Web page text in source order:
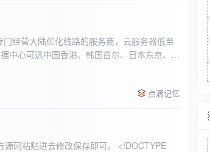
中心可选中国香港、韩国首尔、日本东京、美
点滴记忆
none; transition: all 0.3s ease; min-height: 75px; position: relative; } .nav-item:hover { transform: none; background: hsl(230, 10%, 38%); } .nav-item a { text-decoration: none; color: inherit; display: block; text-align: center; } .nav-item h3 { color: #ffffff; font-size: 17px; margin-bottom: 8px; } .nav-item p { color: rgba(255, 255, 255, 0.9); font-size: 16px; margin-bottom: 4px; } .nav-item .status { position: absolute; bottom: -20px; left: 0; right: 0; color: #ff6b6b; font-size: 12px; text-align: center; font-weight: 500; } /* 底部导航样式 */ .float-nav { display: none; } @media (max-width: 768px) { body { padding-bottom: 20px; } .container { padding: 10px; } .main-box { padding: 15px; margin: 5px; } .header { margin-bottom: 15px; padding-bottom: 10px; } .nav-grid { gap: 15px; } .flow-card, .flow-card-top { padding: 12px; margin-bottom: 10px; flex-direction: column; } .flow-card .text-content, .flow-card-top h3 { text-align: center; margin-bottom: 12px; font-size: 16px; } .flow-card h2 { font-size: 16px; margin-bottom: 5px; text-align: center; } .flow-card p { font-size: 13px; text-align: center; padding: 0 5px; } .flow-card a, .flow-card-top a, .flow-card .buttons a, .flow-card-top .buttons a { padding: 7px 0; font-size: 14px; margin: 0 4px; width: 95px; text-align: center; background: #ffffff; color: #2b5876; } .flow-card .buttons, .flow-card-top .buttons { justify-content: center; width: 100%; margin-top: 5px; } .nav-item { padding: 12px; min-height: 70px; width: 100%; } .header h1 { font-size: 24px; } .notice p { font-size: 14px; } .copyright { padding: 10px 0; font-size: 12px; } } /* 版权信息样式 */ .copyright { text-align: center; padding: 15px 0; color: #6c757d; font-size: 13px; letter-spacing: 0.5px; width: 100%; max-width: 1200px; margin: 0 auto; } /* 弹窗样式 */ .modal-overlay { position: fixed; top: 0; left: 0; right: 0; bottom: 0; background: rgba(0, 0, 0, 0.4); display: flex; justify-content: center; align-items: center; z-index: 10000; } .modal { background: white; border: 1px solid #e9ecef; padding: 25px; border-radius: 15px; width: 90%; max-width: 3